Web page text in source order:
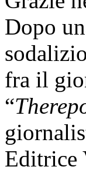
Dopo
fra il
“
Editrice